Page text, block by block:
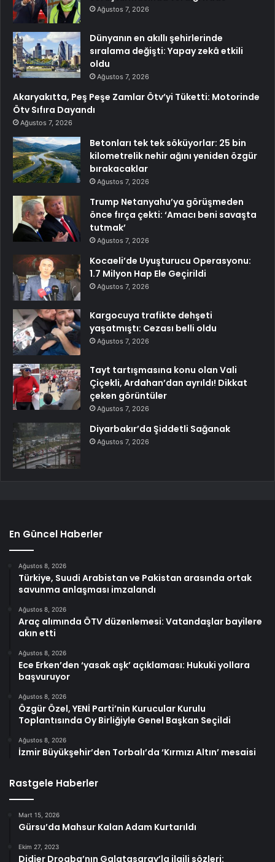
Ağustos 7, 2026
Dünyanın en akıllı şehirlerinde
sıralama değişti: Yapay zekâ etkili
oldu
Ağustos 7, 2026
Akaryakıtta, Peş Peşe Zamlar Ötv’yi Tüketti: Motorinde
Ötv Sıfıra Dayandı
Ağustos 7, 2026
Betonları tek tek söküyorlar: 25 bin
kilometrelik nehir ağını yeniden özgür
bırakacaklar
Ağustos 7, 2026
Trump Netanyahu’ya görüşmeden
önce fırça çekti: ‘Amacı beni savaşta
tutmak’
Ağustos 7, 2026
Kocaeli’de Uyuşturucu Operasyonu:
1.7 Milyon Hap Ele Geçirildi
Ağustos 7, 2026
Kargocuya trafikte dehşeti
yaşatmıştı: Cezası belli oldu
Ağustos 7, 2026
Tayt tartışmasına konu olan Vali
Çiçekli, Ardahan’dan ayrıldı! Dikkat
çeken görüntüler
Ağustos 7, 2026
Diyarbakır’da Şiddetli Sağanak
Ağustos 7, 2026
En Güncel Haberler
Ağustos 8, 2026
Türkiye, Suudi Arabistan ve Pakistan arasında ortak
savunma anlaşması imzalandı
Ağustos 8, 2026
Araç alımında ÖTV düzenlemesi: Vatandaşlar bayilere
akın etti
Ağustos 8, 2026
Ece Erken’den ‘yasak aşk’ açıklaması: Hukuki yollara
başvuruyor
Ağustos 8, 2026
Özgür Özel, YENİ Parti’nin Kurucular Kurulu
Toplantısında Oy Birliğiyle Genel Başkan Seçildi
Ağustos 8, 2026
İzmir Büyükşehir’den Torbalı’da ‘Kırmızı Altın’ mesaisi
Rastgele Haberler
Mart 15, 2026
Gürsu’da Mahsur Kalan Adam Kurtarıldı
Ekim 27, 2023
Didier Drogba’nın Galatasaray’la ilgili sözleri: